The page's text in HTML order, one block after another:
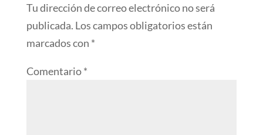
Tu dirección de correo electrónico no será
publicada. Los campos obligatorios están
marcados con *
Comentario*